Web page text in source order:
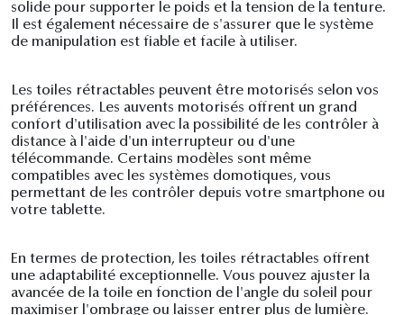
solide pour supporter le poids et la tension de la tenture.
Il est également nécessaire de s'assurer que le système
de manipulation est fiable et facile à utiliser.
Les toiles rétractables peuvent être motorisés selon vos
préférences. Les auvents motorisés offrent un grand
confort d'utilisation avec la possibilité de les contrôler à
distance à l'aide d'un interrupteur ou d'une
télécommande. Certains modèles sont même
compatibles avec les systèmes domotiques, vous
permettant de les contrôler depuis votre smartphone ou
votre tablette.
En termes de protection, les toiles rétractables offrent
une adaptabilité exceptionnelle. Vous pouvez ajuster la
avancée de la toile en fonction de l'angle du soleil pour
maximiser l'ombrage ou laisser entrer plus de lumière.